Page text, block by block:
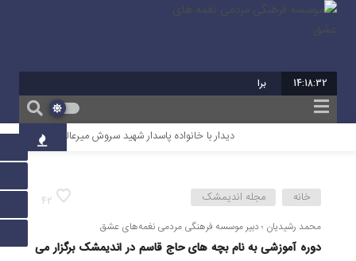
14:18:33 برابر با : 22 -
دیدار با خانواده پاسدار شهید سروش میرعالی آیین تقدیر
42 خانه مجله اندیمشک
محمد رشیدیان ؛ دبير موسسه فرهنگی مردمی نغمه‌های عشق
دوره آموزشی به نام بچه های حاج قاسم در اندیمشک برگزار می